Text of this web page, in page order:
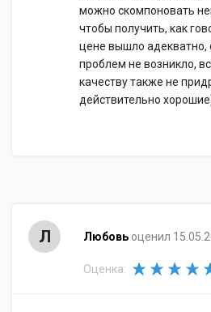
можно скомпоновать
чтобы получить, как
цене вышло адекватно,
проблем не возникло,
качеству также не
действительно
Л Любовь оценил
Оценка: